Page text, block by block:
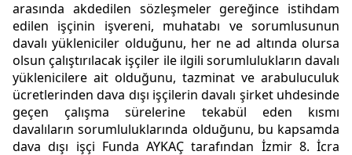
arasında akdedilen sözleşmeler gereğince istihdam
edilen işçinin işvereni, muhatabı ve sorumlusunun
davalı yükleniciler olduğunu, her ne ad altında olursa
olsun çalıştırılacak işçiler ile ilgili sorumlulukların davalı
yüklenicilere ait olduğunu, tazminat ve arabuluculuk
ücretlerinden dava dışı işçilerin davalı şirket uhdesinde
geçen çalışma sürelerine tekabül eden kısmı
davalıların sorumluluklarında olduğunu, bu kapsamda
dava dışı işçi Funda AYKAÇ tarafından İzmir 8. İcra